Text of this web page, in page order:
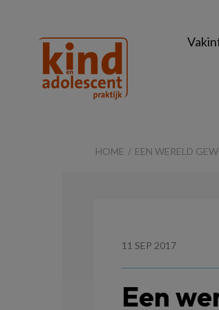
&
HOME EEN WERELD
11 SEP 2017
Een